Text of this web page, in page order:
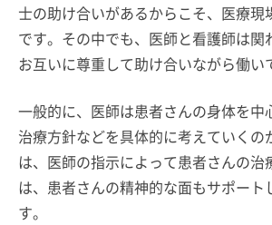
士の助け合いがあるからこそ、医療現
です。その中でも、医師と看護師は関
お互いに尊重して助け合いながら働い
一般的に、医師は患者さんの身体を中
治療方針などを具体的に考えていくの
は、医師の指示によって患者さんの治
は、患者さんの精神的な面もサポート
す。